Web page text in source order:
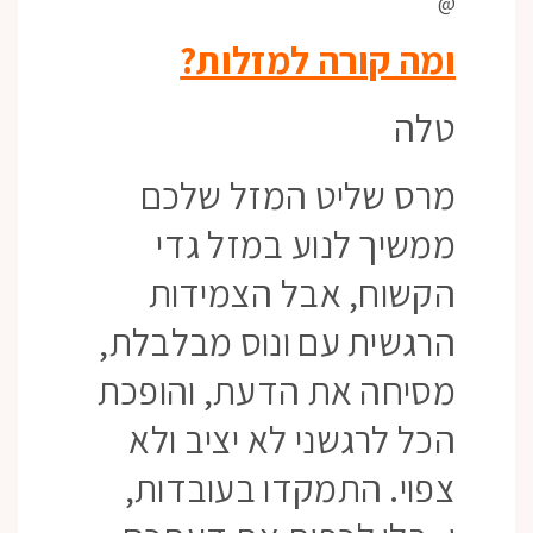
ומה קורה למזלות?
טלה
מרס שליט המזל שלכם
ממשיך לנוע במזל גדי
הקשוח, אבל הצמידות
הרגשית עם ונוס מבלבלת,
מסיחה את הדעת, והופכת
הכל לרגשני לא יציב ולא
צפוי. התמקדו בעובדות,